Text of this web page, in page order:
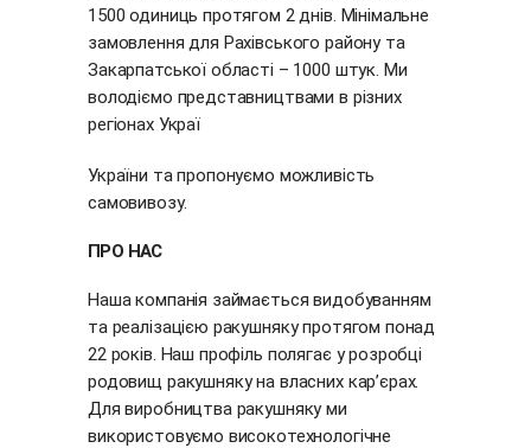
1500 одиниць протягом 2 днів. Мінімальне
замовлення для Рахівського району та
Закарпатської області – 1000 штук. Ми
володіємо представництвами в різних
регіонах Украї
України та пропонуємо можливість
самовивозу.
ПРО НАС
Наша компанія займається видобуванням
та реалізацією ракушняку протягом понад
22 років. Наш профіль полягає у розробці
родовищ ракушняку на власних кар’єрах.
Для виробництва ракушняку ми
використовуємо високотехнологічне